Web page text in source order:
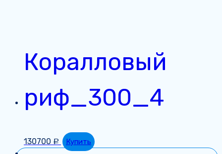
Коралловый
риф_300_4
130700 Р
Купить